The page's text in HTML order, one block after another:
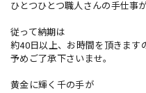
ひとつひとつ職人さんの手仕事
従って納期は
約40日以上、お時間を頂きます
予めご了承下さいませ。
黄金に輝く千の手が